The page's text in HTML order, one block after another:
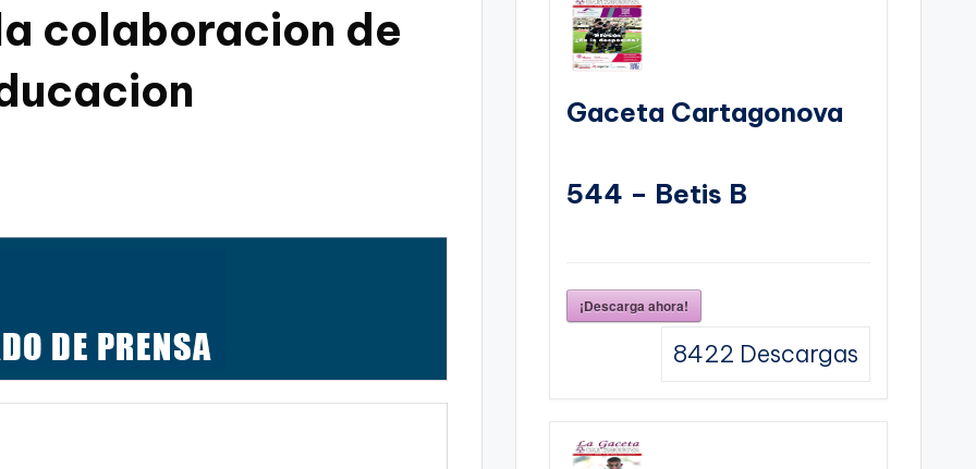
colaboracion de
Gaceta Cartagonova
544 – Betis B
¡Descarga ahora!
8422 Descargas